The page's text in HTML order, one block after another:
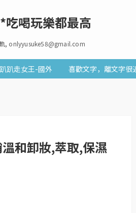
吃喝玩樂都最高
, onlyyusuke58@gmail.com
趴趴走女王-國外 喜歡文字，離文字很
和卸妝,萃取,保濕